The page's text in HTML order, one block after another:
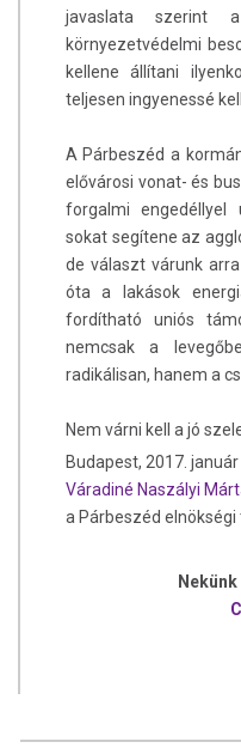
javaslata szerint
környezetvédelmi
kellene állítani
teljesen ingyenessé
A Párbeszéd a
elővárosi vonat- és
forgalmi engedéllyel
sokat segítene az
de választ várunk
óta a lakások
fordítható uniós
nemcsak a
radikálisan, hanem a
Nem várni kell a jó
Budapest, 2017. január
Váradiné Naszályi
a Párbeszéd
Nekünk